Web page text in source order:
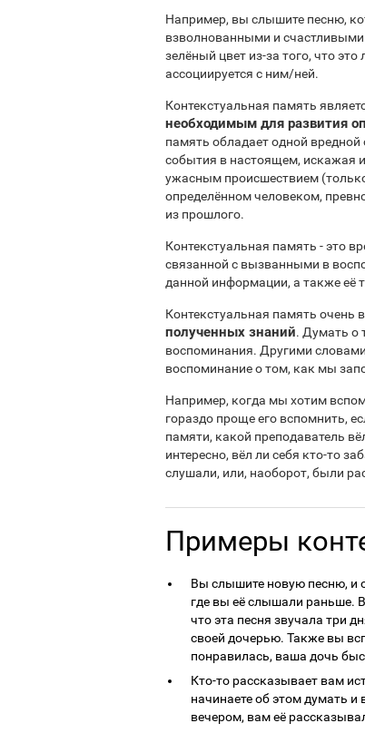
Например, вы слышите песню,
взволнованными и
зелёный цвет из-за того, что
ассоциируется с ним/ней.
Контекстуальная память
необходимым для развития
память обладает одной
события в настоящем, искажая
ужасным происшествием
определённом человеком,
из прошлого.
Контекстуальная память - это
связанной с вызванными в
данной информации, а также её
Контекстуальная память очень
полученных знаний. Думать о
воспоминания. Другими
воспоминание о том, как мы
Например, когда мы хотим
гораздо проще его вспомнить,
памяти, какой преподаватель
интересно, вёл ли себя кто-то
слушали, или, наоборот, были
Примеры
Вы слышите новую песню, и
где вы её слышали раньше.
что эта песня звучала три
своей дочерью. Также вы
понравилась, ваша дочь
Кто-то рассказывает вам
начинаете об этом думать
вечером, вам её